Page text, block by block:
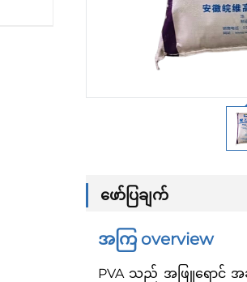
ဖော်ပြချက်
အကြ overview
PVA သည် အဖြူရောင်